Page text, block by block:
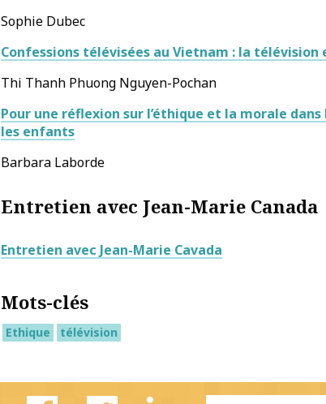
Sophie Dubec
Confessions télévisées au Vietnam : la
Thi Thanh Phuong Nguyen-Pochan
Pour une réflexion sur l’éthique et la morale dans
les enfants
Barbara Laborde
Entretien avec Jean-Marie Canada
Entretien avec Jean-Marie Cavada
Mots-clés
Ethique télévision